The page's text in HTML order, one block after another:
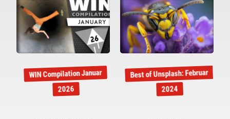
WIN Compilation Januar
2026
Best of Unsplash: Februar
2024